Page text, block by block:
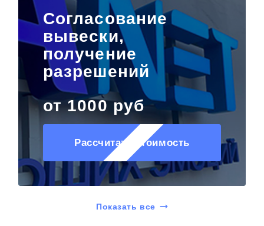
Согласование
вывески,
получение
разрешений
от 1000 руб
Рассчитать стоимость
Показать все